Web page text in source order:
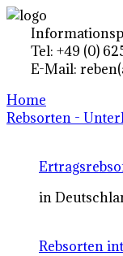
Tel: +49 (0)
E-Mail:
Home
Rebsorten -
in
Rebsorten